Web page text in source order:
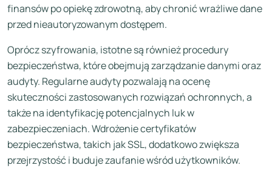
finansów po opiekę zdrowotną, aby chronić wrażliwe dane
przed nieautoryzowanym dostępem.
Oprócz szyfrowania, istotne są również procedury
bezpieczeństwa, które obejmują zarządzanie danymi oraz
audyty. Regularne audyty pozwalają na ocenę
skuteczności zastosowanych rozwiązań ochronnych, a
także na identyfikację potencjalnych luk w
zabezpieczeniach. Wdrożenie certyfikatów
bezpieczeństwa, takich jak SSL, dodatkowo zwiększa
przejrzystość i buduje zaufanie wśród użytkowników.